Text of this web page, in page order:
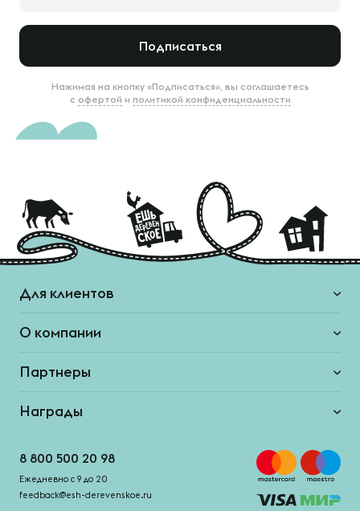
Подписаться
Нажимая на кнопку «Подписаться», вы соглашаетесь
с офертой и политикой конфиденциальности
Для клиентов
О компании
Партнеры
Награды
8 800 500 20 98
Ежедневно с 9 до 20
feedback@esh-derevenskoe.ru